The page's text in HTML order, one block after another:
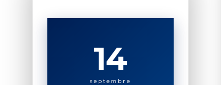
14
septembre